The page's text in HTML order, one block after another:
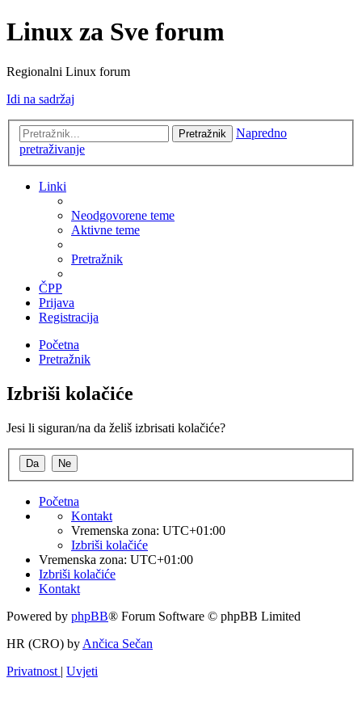
Linux za Sve forum
Regionalni Linux forum
Idi na sadržaj
Pretražnik
Napredno
pretraživanje
Linki
Neodgovorene teme
Aktivne teme
Pretražnik
ČPP
Prijava
Registracija
Početna
Pretražnik
Izbriši kolačiće
Jesi li siguran/na da želiš izbrisati kolačiće?
Početna
Kontakt
Vremenska zona: UTC+01:00
Izbriši kolačiće
Vremenska zona: UTC+01:00
Izbriši kolačiće
Kontakt
Powered by phpBB® Forum Software © phpBB Limited
HR (CRO) by Ančica Sečan
Privatnost | Uvjeti